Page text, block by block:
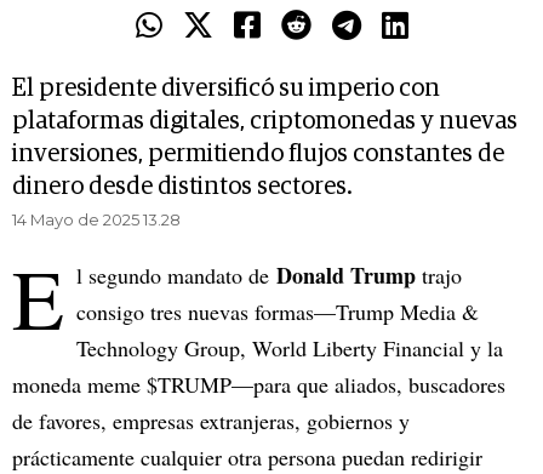
El presidente diversificó su imperio con
plataformas digitales, criptomonedas y nuevas
inversiones, permitiendo flujos constantes de
dinero desde distintos sectores.
14 Mayo de 2025 13.28
E l segundo mandato de Donald Trump trajo
consigo tres nuevas formas—Trump Media &
Technology Group, World Liberty Financial y la
moneda meme $TRUMP—para que aliados, buscadores
de favores, empresas extranjeras, gobiernos y
prácticamente cualquier otra persona puedan redirigir